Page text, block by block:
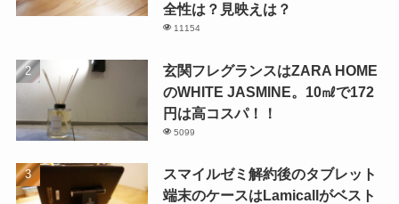
全性は？見映えは？
11154
玄関フレグランスはZARA HOME
のWHITE JASMINE。10㎖で172
円は高コスパ！！
5099
スマイルゼミ解約後のタブレット
端末のケースはLamicallがベスト